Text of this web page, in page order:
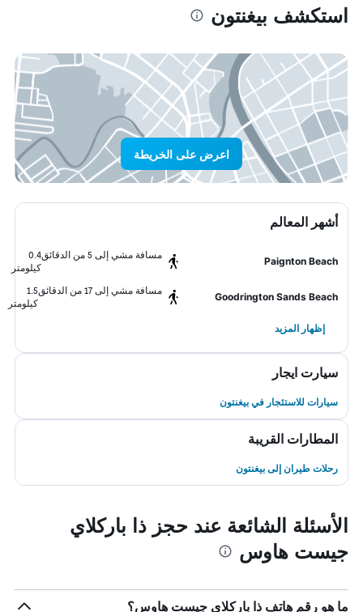
استكشف بيغنتون
اعرض على الخريطة
أشهر المعالم
Paignton Beach
مسافة مشي إلى 5 من الدقائق
0.4
كيلومتر
Goodrington Sands Beach
مسافة مشي إلى 17 من الدقائق
1.5
كيلومتر
إظهار المزيد
سيارت ايجار
سيارات للاستئجار في بيغنتون
المطارات القريبة
رحلات طيران إلى بيغنتون
الأسئلة الشائعة عند حجز ذا باركلاي
جيست هاوس
ما هو رقم هاتف ذا باركلاي جيست هاوس؟